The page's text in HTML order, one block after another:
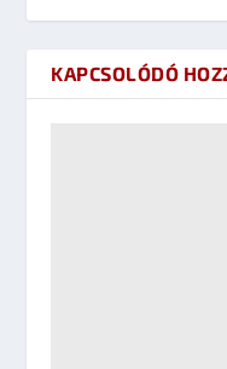
KAPCSOLÓDÓ